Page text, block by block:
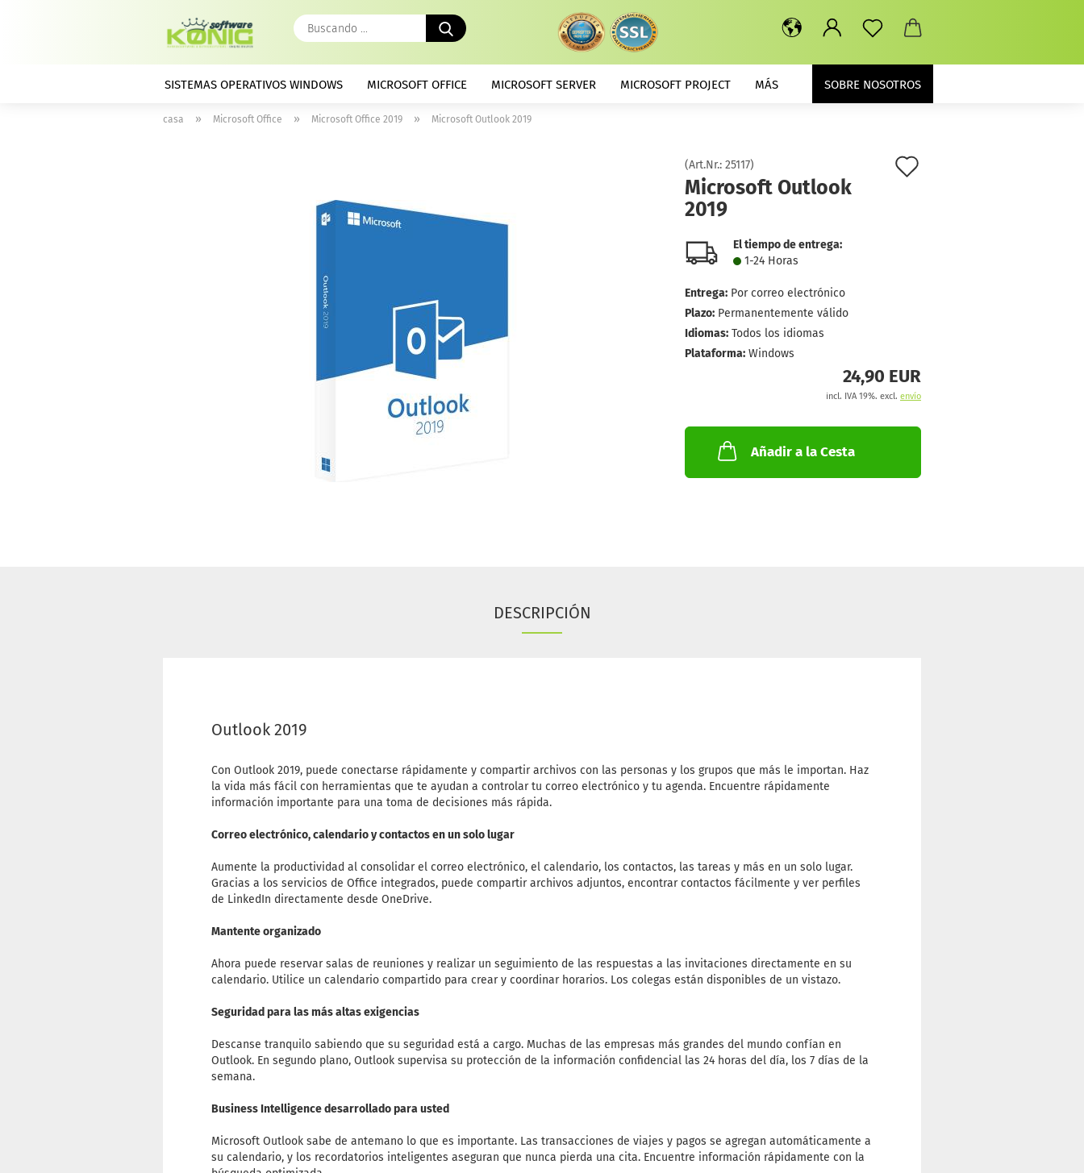
Buscando
...
SISTEMAS OPERATIVOS WINDOWS MICROSOFT OFFICE MICROSOFT SERVER MICROSOFT PROJECT SOBRE NOSOTROS
MÁS
casa » Microsoft Office » Microsoft Office 2019 » Microsoft Outlook 2019
(Art.Nr.: 25117)
Microsoft Outlook
2019
El tiempo de entrega:
1-24 Horas
Entrega: Por correo electrónico
Plazo: Permanentemente válido
Idiomas: Todos los idiomas
Plataforma: Windows
24,90 EUR
incl. IVA 19%. excl. envío
Añadir a la Cesta
DESCRIPCIÓN
Outlook 2019
Con Outlook 2019, puede conectarse rápidamente y compartir archivos con las personas y los grupos que más le importan. Haz
la vida más fácil con herramientas que te ayudan a controlar tu correo electrónico y tu agenda. Encuentre rápidamente
información importante para una toma de decisiones más rápida.
Correo electrónico, calendario y contactos en un solo lugar
Aumente la productividad al consolidar el correo electrónico, el calendario, los contactos, las tareas y más en un solo lugar.
Gracias a los servicios de Office integrados, puede compartir archivos adjuntos, encontrar contactos fácilmente y ver perfiles
de LinkedIn directamente desde OneDrive.
Mantente organizado
Ahora puede reservar salas de reuniones y realizar un seguimiento de las respuestas a las invitaciones directamente en su
calendario. Utilice un calendario compartido para crear y coordinar horarios. Los colegas están disponibles de un vistazo.
Seguridad para las más altas exigencias
Descanse tranquilo sabiendo que su seguridad está a cargo. Muchas de las empresas más grandes del mundo confían en
Outlook. En segundo plano, Outlook supervisa su protección de la información confidencial las 24 horas del día, los 7 días de la
semana.
Business Intelligence desarrollado para usted
Microsoft Outlook sabe de antemano lo que es importante. Las transacciones de viajes y pagos se agregan automáticamente a
su calendario, y los recordatorios inteligentes aseguran que nunca pierda una cita. Encuentre información rápidamente con la